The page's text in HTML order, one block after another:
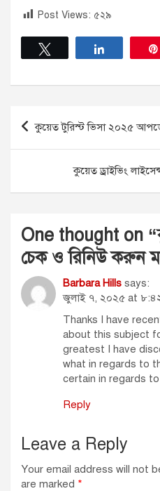
Post Views: ৫২৯
Post
navigation
কুয়েত টুরিস্ট ভিসা ২০২৫
কুয়েত ড্রাইভিং
One thought on “
চেক ও রিনিউ করুন
Barbara Hills says:
জুলাই ৭, ২০২৫ at ৮:৪২
Thanks I have
about this subject
greatest I have
what in regards to
certain in regards
Reply
Leave a Reply
Your email address will not
are marked *